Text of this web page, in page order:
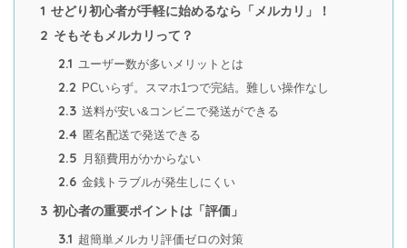
1 せどり初心者が手軽に始めるなら「メルカリ」！
2 そもそもメルカリって？
2.1 ユーザー数が多いメリットとは
2.2 PCいらず。スマホ1つで完結。難しい操作なし
2.3 送料が安い&コンビニで発送ができる
2.4 匿名配送で発送できる
2.5 月額費用がかからない
2.6 金銭トラブルが発生しにくい
3 初心者の重要ポイントは「評価」
3.1 超簡単メルカリ評価ゼロの対策